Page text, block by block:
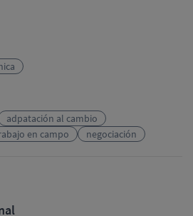
adpatación al cambio
en campo negociación